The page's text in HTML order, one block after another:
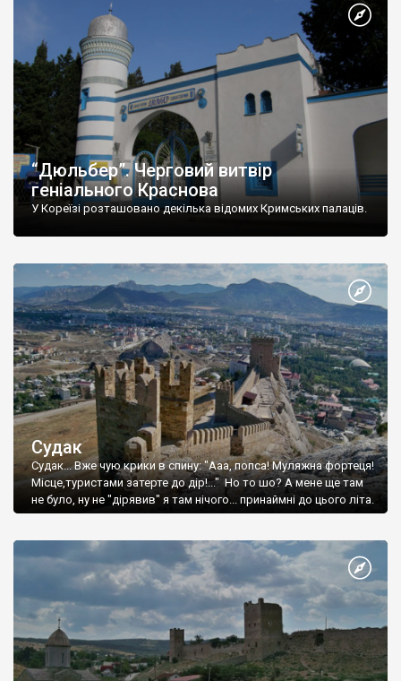
“Дюльбер”. Черговий витвір
геніального Краснова
У Кореїзі розташовано декілька відомих Кримських палаців.
Судак
Судак... Вже чую крики в спину: "Ааа, попса! Муляжна фортеця!
Місце,туристами затерте до дір!..." Но то шо? А мене ще там
не було, ну не "дірявив" я там нічого... принаймні до цього літа.